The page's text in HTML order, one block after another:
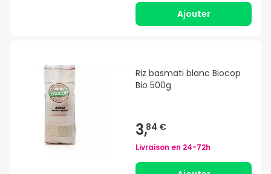
Ajouter
Riz basmati blanc Biocop
Bio 500g
3,84 €
Livraison en 24-72h